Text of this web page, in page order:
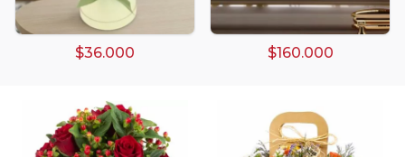
$36.000 $160.000
Arreglos florales de color rojo
Arreglos Florales de Cumpleaños
Arreglos florales en tono blanco